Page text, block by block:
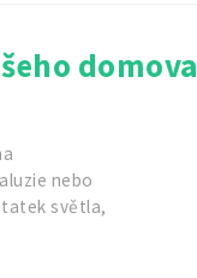
domova
nebo
světla,